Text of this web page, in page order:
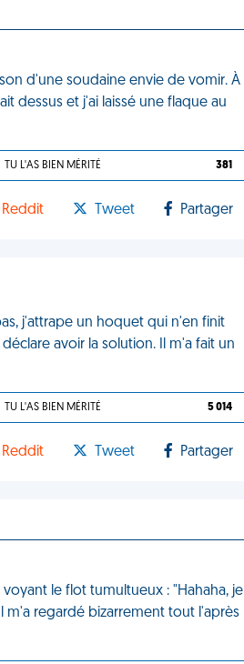
d'une soudaine envie de vomir. À
dessus et j'ai laissé une flaque au
TU L'AS BIEN MÉRITÉ 381
Reddit Tweet Partager
j'attrape un hoquet qui n'en finit
avoir la solution. Il m'a fait un
TU L'AS BIEN MÉRITÉ 5 014
Reddit Tweet Partager
le flot tumultueux : "Hahaha, je
m'a regardé bizarrement tout l'après